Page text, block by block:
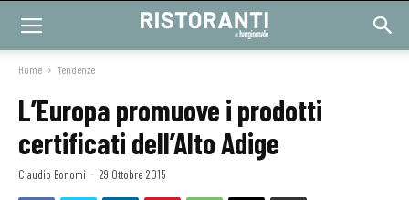
Home Tendenze
L’Europa promuove i prodotti
certificati dell’Alto Adige
Claudio Bonomi - 29 Ottobre 2015